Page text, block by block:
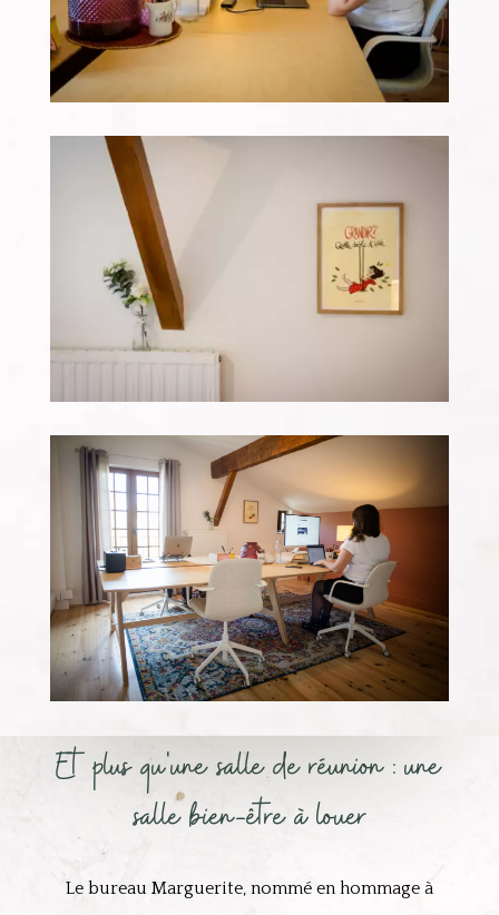
Et plus qu'une salle de réunion : une
salle bien-être à louer
Le bureau Marguerite, nommé en hommage à